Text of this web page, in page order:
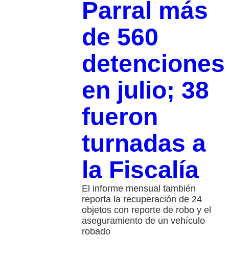
Parral más
de 560
detenciones
en julio; 38
fueron
turnadas a
la Fiscalía
El informe mensual también
reporta la recuperación de 24
objetos con reporte de robo y el
aseguramiento de un vehículo
robado